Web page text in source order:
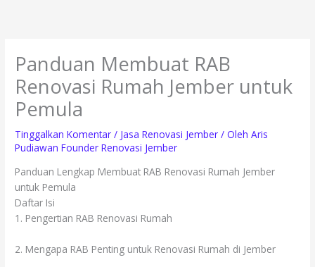
Panduan Membuat RAB
Renovasi Rumah Jember untuk
Pemula
Tinggalkan Komentar / Jasa Renovasi Jember / OlehAris
Pudiawan Founder Renovasi Jember
Panduan Lengkap Membuat RAB Renovasi Rumah Jember
untuk Pemula
Daftar Isi
1. Pengertian RAB Renovasi Rumah
2. Mengapa RAB Penting untuk Renovasi Rumah di Jember